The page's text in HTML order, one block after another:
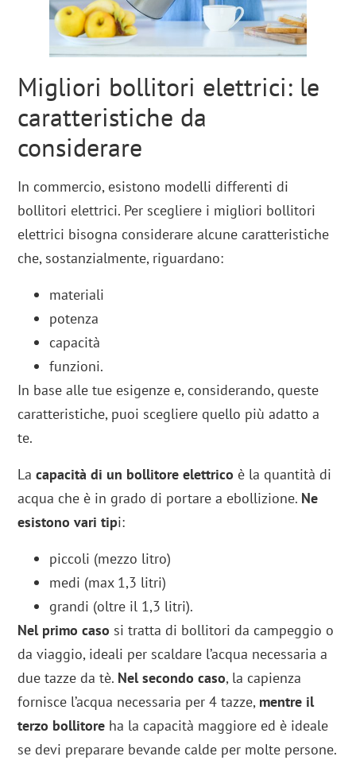
Migliori bollitori elettrici: le
caratteristiche da
considerare
In commercio, esistono modelli differenti di
bollitori elettrici. Per scegliere i migliori bollitori
elettrici bisogna considerare alcune caratteristiche
che, sostanzialmente, riguardano:
materiali
potenza
capacità
funzioni.
In base alle tue esigenze e, considerando, queste
caratteristiche, puoi scegliere quello più adatto a
te.
Lacapacità di un bollitore elettrico è la quantità di
acqua che è in grado di portare a ebollizione. Ne
esistono vari tipi:
piccoli (mezzo litro)
medi (max 1,3 litri)
grandi (oltre il 1,3 litri).
Nel primo caso si tratta di bollitori da campeggio o
da viaggio, ideali per scaldare l’acqua necessaria a
due tazze da tè. Nel secondo caso, la capienza
fornisce l’acqua necessaria per 4 tazze, mentre il
terzo bollitore ha la capacità maggiore ed è ideale
se devi preparare bevande calde per molte persone.